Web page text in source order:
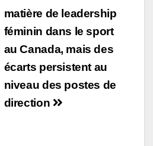
matière de leadership
féminin dans le sport
au Canada, mais des
écarts persistent au
niveau des postes de
direction